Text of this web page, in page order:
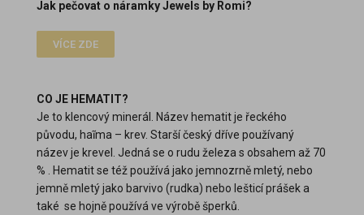
Jak pečovat o náramky Jewels by Romi?
VÍCE ZDE
CO JE HEMATIT?
Je to klencový minerál. Název hematit je řeckého
původu, haĩma – krev. Starší český dříve používaný
název je krevel. Jedná se o rudu železa s obsahem až 70
% . Hematit se též používá jako jemnozrně mletý, nebo
jemně mletý jako barvivo (rudka) nebo lešticí prášek a
také se hojně používá ve výrobě šperků.